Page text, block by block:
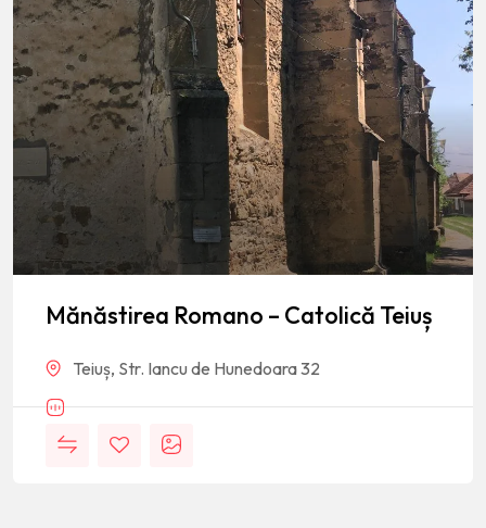
Mănăstirea Romano – Catolică Teiuș
Teiuș, Str. Iancu de Hunedoara 32